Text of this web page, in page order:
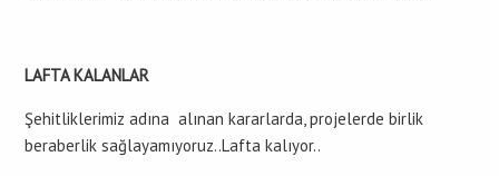
LAFTA KALANLAR
Şehitliklerimiz adına alınan kararlarda, projelerde birlik
beraberlik sağlayamıyoruz..Lafta kalıyor..